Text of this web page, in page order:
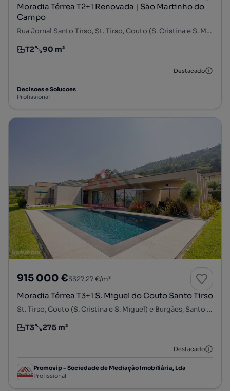
Moradia Térrea T2+1 Renovada | São Martinho do
Campo
Rua Jornal Santo Tirso, St. Tirso, Couto (S. Cristina e S. Miguel) e Burgães, Santo Tirso, Porto
Tipologia
T2
Preço por metro quadrado
90 m²
Destacado
Decisoes e Solucoes
Profissional
915 000 €3327,27 €/m²
Moradia Térrea T3+1 S. Miguel do Couto Santo Tirso
St. Tirso, Couto (S. Cristina e S. Miguel) e Burgães, Santo Tirso, Porto
Tipologia
T3
Preço por metro quadrado
275 m²
Destacado
Promovip - Sociedade de Mediação Imobiliária, Lda
Profissional